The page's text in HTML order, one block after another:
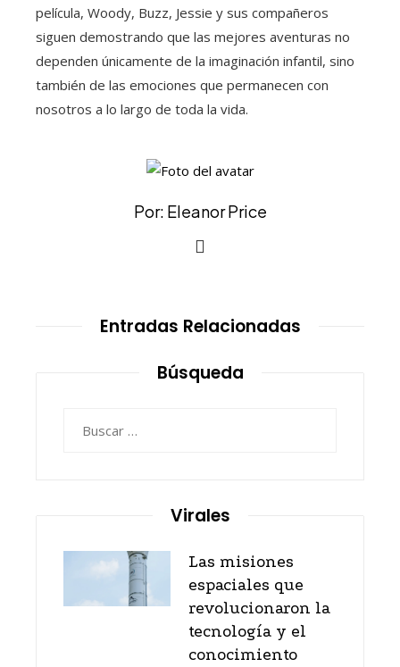
película, Woody, Buzz, Jessie y sus compañeros
siguen demostrando que las mejores aventuras no
dependen únicamente de la imaginación infantil, sino
también de las emociones que permanecen con
nosotros a lo largo de toda la vida.
Por: Eleanor Price
Entradas Relacionadas
Búsqueda
Virales
Las misiones
espaciales que
revolucionaron la
tecnología y el
conocimiento